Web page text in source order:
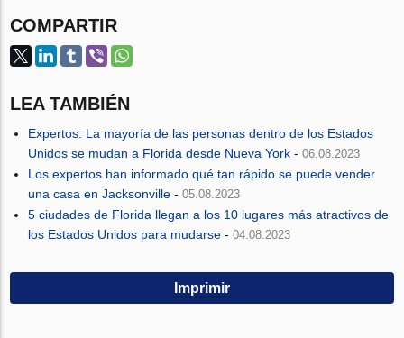
COMPARTIR
LEA TAMBIÉN
Expertos: La mayoría de las personas dentro de los Estados
Unidos se mudan a Florida desde Nueva York -06.08.2023
Los expertos han informado qué tan rápido se puede vender
una casa en Jacksonville -05.08.2023
5 ciudades de Florida llegan a los 10 lugares más atractivos de
los Estados Unidos para mudarse -04.08.2023
Imprimir